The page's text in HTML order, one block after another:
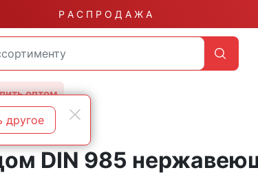
Р А С П Р О Д А Ж А
оптом
кольцом А2
DIN 985
другое